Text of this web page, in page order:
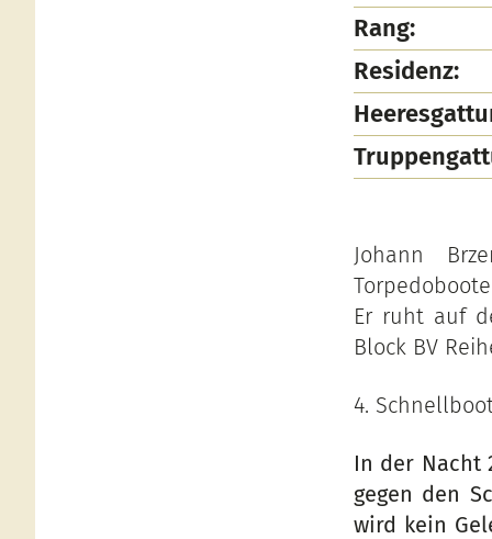
Rang:
Residenz:
Johann
Er ruht auf
Block BV
4.
In der Nacht
gegen den
wird kein